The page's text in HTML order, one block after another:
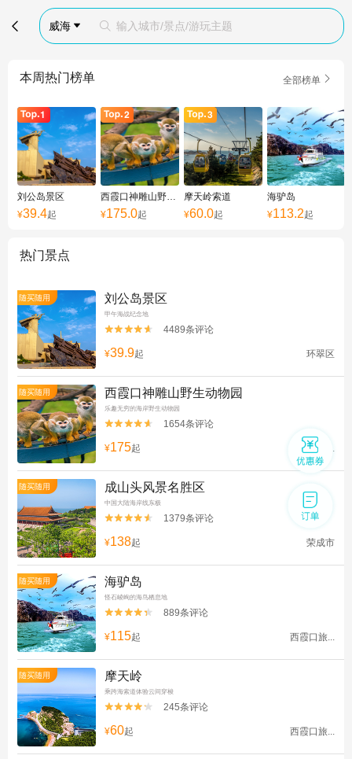
 威海   输入城市/景点/游玩主题
本周热门榜单 全部榜单 
刘公岛景区
¥39.4起
西霞口神雕山野生动物园
¥175.0起
摩天岭索道
¥60.0起
海驴岛
¥113.2起
热门景点
随买随用 刘公岛景区
甲午海战纪念地

 4489条评论
¥39.9起 环翠区
随买随用 西霞口神雕山野生动物园
乐趣无穷的海岸野生动物园

 1654条评论
¥175起 西霞口旅...
随买随用 成山头风景名胜区
中国大陆海岸线东极

 1379条评论
¥138起 荣成市
随买随用 海驴岛
怪石崚峋的海鸟栖息地

 889条评论
¥115起 西霞口旅...
随买随用 摩天岭
乘跨海索道体验云间穿梭

 245条评论
¥60起 西霞口旅...